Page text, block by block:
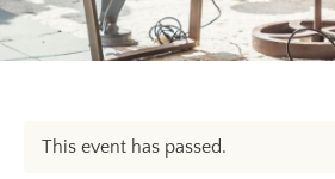
This event has passed.